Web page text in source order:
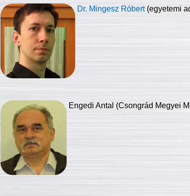
Dr. Mingesz Róbert (egyetemi
Engedi Antal (Csongrád Megyei